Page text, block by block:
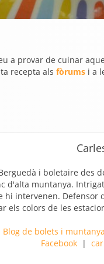
a provar de cuinar
recepta als fòrums i a
i boletaire des
d'alta muntanya.
hi intervenen.
els colors de les
Blog de bolets i
Facebook |